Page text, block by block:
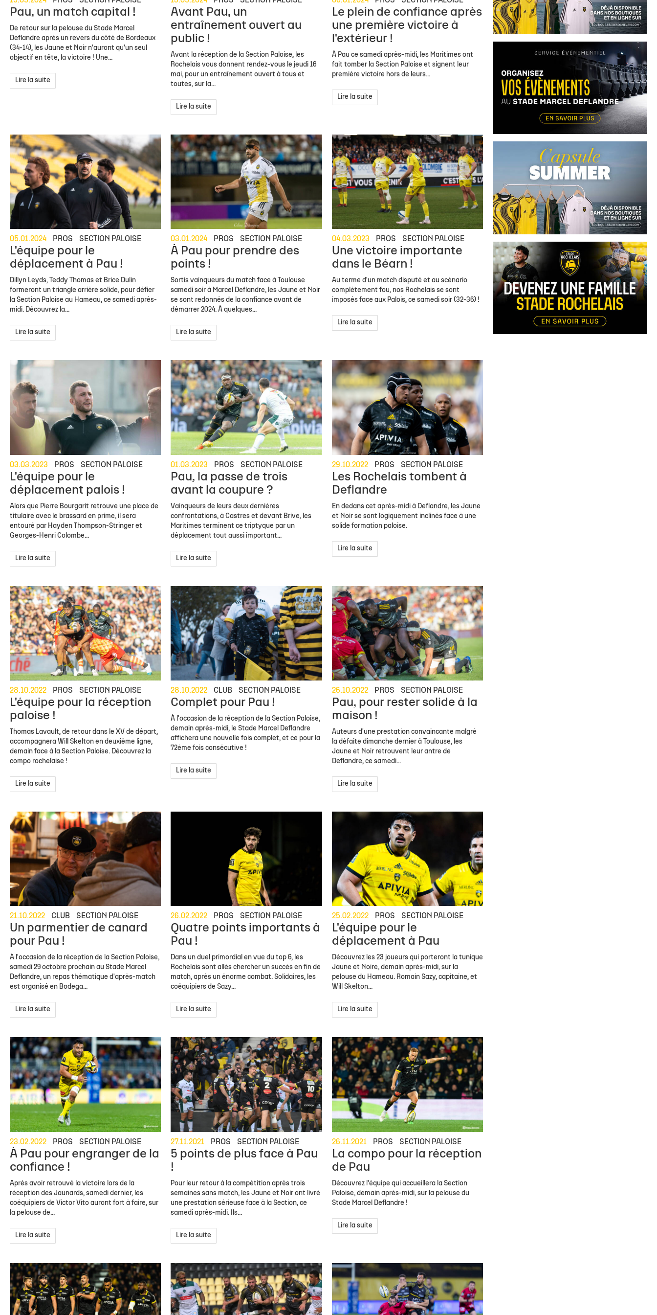
Pau, un match capital !
De retour sur la pelouse du Stade Marcel
Deflandre après un revers du côté de Bordeaux
(34-14), les Jaune et Noir n'auront qu'un seul
objectif en tête, la victoire ! Une...
Lire la suite
Avant Pau, un
entraînement ouvert au
public !
Avant la réception de la Section Paloise, les
Rochelais vous donnent rendez-vous le jeudi 16
mai, pour un entraînement ouvert à tous et
toutes, sur la...
Lire la suite
Le plein de confiance après
une première victoire à
l'extérieur !
À Pau ce samedi après-midi, les Maritimes ont
fait tomber la Section Paloise et signent leur
première victoire hors de leurs...
Lire la suite
05.01.2024 PROS SECTION PALOISE
L'équipe pour le
déplacement à Pau !
Dillyn Leyds, Teddy Thomas et Brice Dulin
formeront un triangle arrière solide, pour défier
la Section Paloise au Hameau, ce samedi après-
midi. Découvrez la...
Lire la suite
03.01.2024 PROS SECTION PALOISE
À Pau pour prendre des
points !
Sortis vainqueurs du match face à Toulouse
samedi soir à Marcel Deflandre, les Jaune et Noir
se sont redonnés de la confiance avant de
démarrer 2024. À quelques...
Lire la suite
04.03.2023 PROS SECTION PALOISE
Une victoire importante
dans le Béarn !
Au terme d'un match disputé et au scénario
complètement fou, nos Rochelais se sont
imposés face aux Palois, ce samedi soir (32-36) !
Lire la suite
03.03.2023 PROS SECTION PALOISE
L'équipe pour le
déplacement palois !
Alors que Pierre Bourgarit retrouve une place de
titulaire avec le brassard en prime, il sera
entouré par Hayden Thompson-Stringer et
Georges-Henri Colombe...
Lire la suite
01.03.2023 PROS SECTION PALOISE
Pau, la passe de trois
avant la coupure ?
Vainqueurs de leurs deux dernières
confrontations, à Castres et devant Brive, les
Maritimes terminent ce triptyque par un
déplacement tout aussi important...
Lire la suite
29.10.2022 PROS SECTION PALOISE
Les Rochelais tombent à
Deflandre
En dedans cet après-midi à Deflandre, les Jaune
et Noir se sont logiquement inclinés face à une
solide formation paloise.
Lire la suite
28.10.2022 PROS SECTION PALOISE
L'équipe pour la réception
paloise !
Thomas Lavault, de retour dans le XV de départ,
accompagnera Will Skelton en deuxième ligne,
demain face à la Section Paloise. Découvrez la
compo rochelaise !
Lire la suite
28.10.2022 CLUB SECTION PALOISE
Complet pour Pau !
À l'occasion de la réception de la Section Paloise,
demain après-midi, le Stade Marcel Deflandre
affichera une nouvelle fois complet, et ce pour la
72ème fois consécutive !
Lire la suite
26.10.2022 PROS SECTION PALOISE
Pau, pour rester solide à la
maison !
Auteurs d'une prestation convaincante malgré
la défaite dimanche dernier à Toulouse, les
Jaune et Noir retrouvent leur antre de
Deflandre, ce samedi...
Lire la suite
21.10.2022 CLUB SECTION PALOISE
Un parmentier de canard
pour Pau !
À l'occasion de la réception de la Section Paloise,
samedi 29 octobre prochain au Stade Marcel
Deflandre, un repas thématique d'après-match
est organisé en Bodega...
Lire la suite
26.02.2022 PROS SECTION PALOISE
Quatre points importants à
Pau !
Dans un duel primordial en vue du top 6, les
Rochelais sont allés chercher un succès en fin de
match, après un énorme combat. Solidaires, les
coéquipiers de Sazy...
Lire la suite
25.02.2022 PROS SECTION PALOISE
L'équipe pour le
déplacement à Pau
Découvrez les 23 joueurs qui porteront la tunique
Jaune et Noire, demain après-midi, sur la
pelouse du Hameau. Romain Sazy, capitaine, et
Will Skelton...
Lire la suite
23.02.2022 PROS SECTION PALOISE
À Pau pour engranger de la
confiance !
Après avoir retrouvé la victoire lors de la
réception des Jaunards, samedi dernier, les
coéquipiers de Victor Vito auront fort à faire, sur
la pelouse de...
Lire la suite
27.11.2021 PROS SECTION PALOISE
5 points de plus face à Pau
!
Pour leur retour à la compétition après trois
semaines sans match, les Jaune et Noir ont livré
une prestation sérieuse face à la Section, ce
samedi après-midi. Ils...
Lire la suite
26.11.2021 PROS SECTION PALOISE
La compo pour la réception
de Pau
Découvrez l'équipe qui accueillera la Section
Paloise, demain après-midi, sur la pelouse du
Stade Marcel Deflandre !
Lire la suite